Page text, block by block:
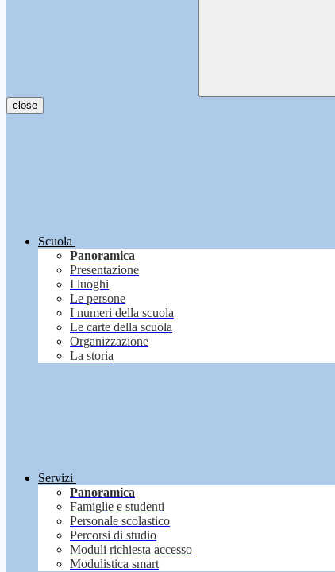
close
Scuola
Panoramica
Presentazione
I luoghi
Le persone
I numeri della scuola
Le carte della scuola
Organizzazione
La storia
Servizi
Panoramica
Famiglie e studenti
Personale scolastico
Percorsi di studio
Moduli richiesta accesso
Modulistica smart